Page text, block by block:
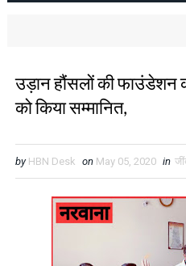
उड़ान हौंसलों की फाउंडेशन
को किया सम्मानित,
by HBN Desk on May 05, 2020 in